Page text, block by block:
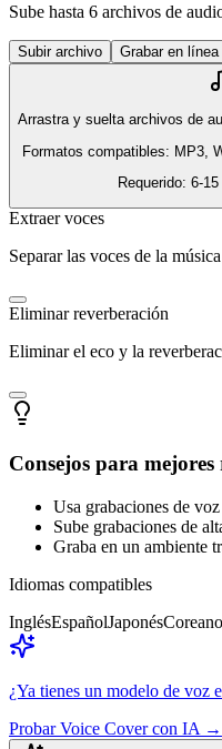
Sube hasta 6 archivos de
Subir archivo Grabar en línea
Arrastra y suelta archivos de
Formatos compatibles: MP3,
Requerido: 6-
Extraer voces
Separar las voces de la
Eliminar reverberación
Eliminar el eco y la
Consejos para mejores
Usa grabaciones de
Sube grabaciones de
Graba en un ambiente
Idiomas compatibles
InglésEspañolJaponésCoreano
¿Ya tienes un modelo de voz
Probar Voice Cover con IA →